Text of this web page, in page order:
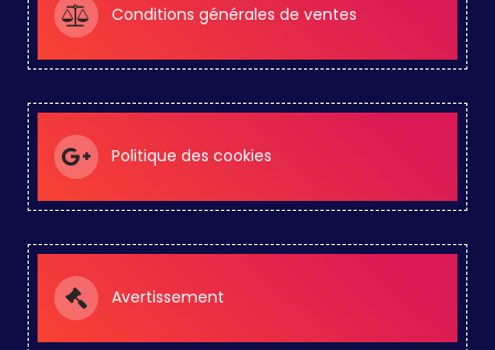
Conditions générales de ventes
Politique des cookies
Avertissement